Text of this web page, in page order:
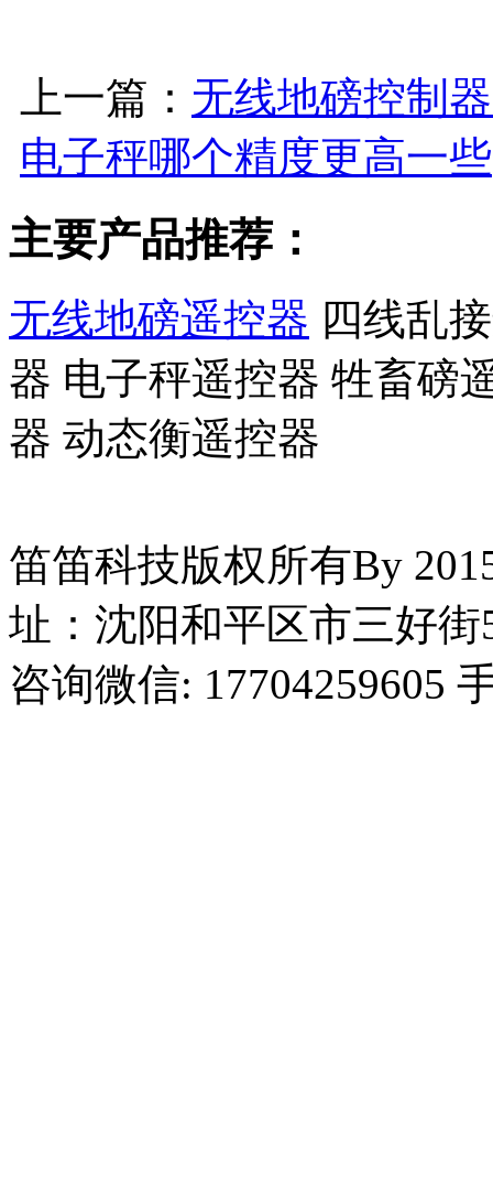
上一篇： 无线地磅控制
电子秤哪个精度更高一些
主要产品推荐：
无线地磅遥控器 四线乱
器 电子秤遥控器 牲畜磅
器 动态衡遥控器
笛笛科技版权所有By
址：沈阳和平区市三好
咨询微信: 17704259605